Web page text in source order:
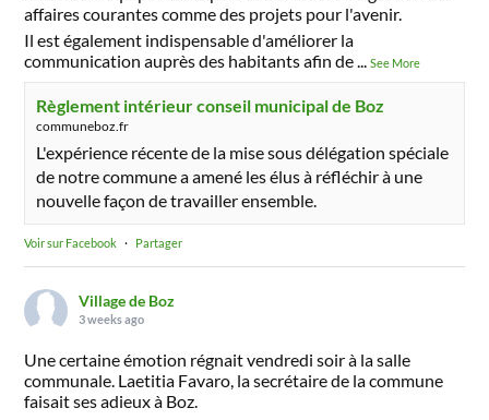
affaires courantes comme des projets pour l'avenir.
Il est également indispensable d'améliorer la
communication auprès des habitants afin de...See More
Règlement intérieur conseil municipal de Boz
communeboz.fr
L'expérience récente de la mise sous délégation spéciale
de notre commune a amené les élus à réfléchir à une
nouvelle façon de travailler ensemble.
Voir sur Facebook · Partager
Village de Boz
3 weeks ago
Une certaine émotion régnait vendredi soir à la salle
communale. Laetitia Favaro, la secrétaire de la commune
faisait ses adieux à Boz.